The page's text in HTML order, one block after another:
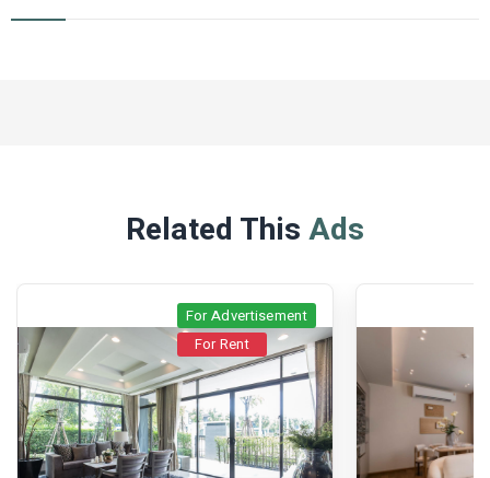
Related ThisAds
For Advertisement
For Rent